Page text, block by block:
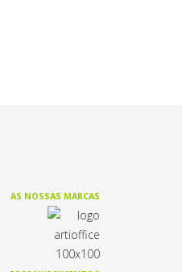
AS NOSSAS MARCAS